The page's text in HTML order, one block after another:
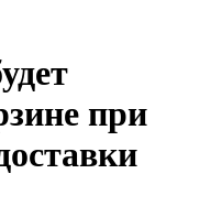
при